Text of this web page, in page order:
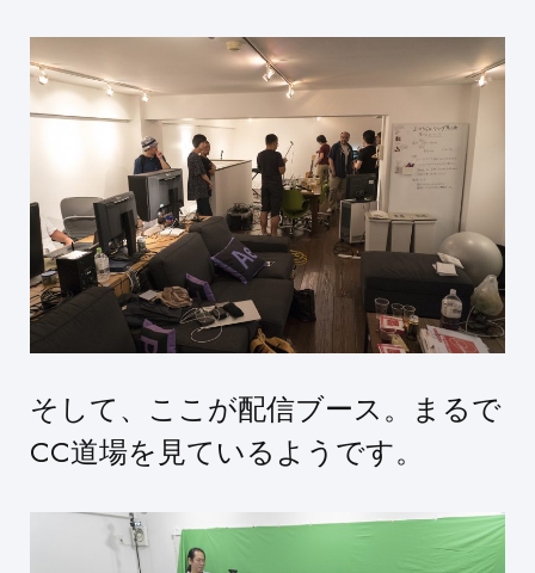
そして、ここが配信ブース。まるで
CC道場を見ているようです。